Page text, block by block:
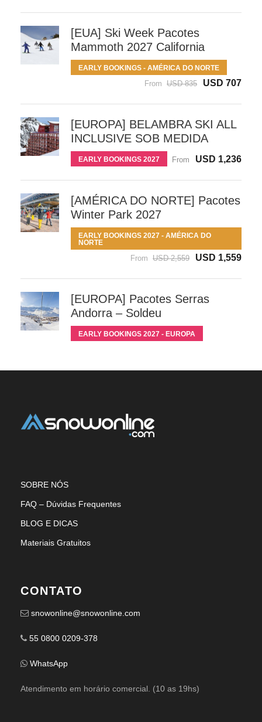
[EUA] Ski Week Pacotes
Mammoth 2027 California
EARLY BOOKINGS - AMÉRICA DO NORTE
From USD 835 USD 707
[EUROPA] BELAMBRA SKI ALL
INCLUSIVE SOB MEDIDA
EARLY BOOKINGS 2027 From USD 1,236
[AMÉRICA DO NORTE] Pacotes
Winter Park 2027
EARLY BOOKINGS 2027 - AMÉRICA DO
NORTE
From USD 2,559 USD 1,559
[EUROPA] Pacotes Serras
Andorra – Soldeu
EARLY BOOKINGS 2027 - EUROPA
SOBRE NÓS
FAQ – Dúvidas Frequentes
BLOG E DICAS
Materiais Gratuitos
CONTATO
snowonline@snowonline.com
55 0800 0209-378
WhatsApp
Atendimento em horário comercial. (10 as 19hs)